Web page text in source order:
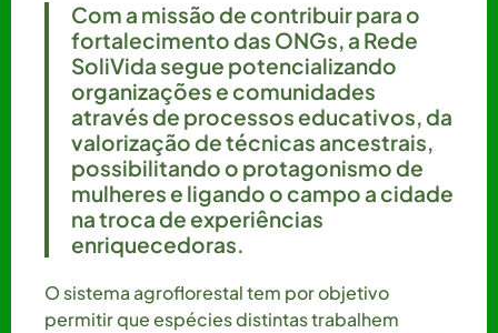
Com a missão de contribuir para o
fortalecimento das ONGs, a Rede
SoliVida segue potencializando
organizações e comunidades
através de processos educativos, da
valorização de técnicas ancestrais,
possibilitando o protagonismo de
mulheres e ligando o campo a cidade
na troca de experiências
enriquecedoras.
O sistema agroflorestal tem por objetivo
permitir que espécies distintas trabalhem